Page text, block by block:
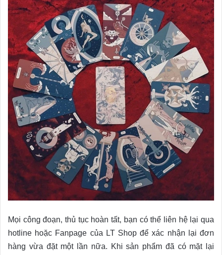
Mọi công đoạn, thủ tục hoàn tất, bạn có thể liên hệ lại qua
hotline hoặc Fanpage của LT Shop để xác nhận lại đơn
hàng vừa đặt một lần nữa. Khi sản phẩm đã có mặt lại